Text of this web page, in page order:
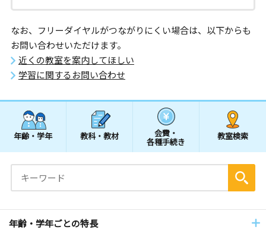
なお、フリーダイヤルがつながりにくい場合は、以下からも
お問い合わせいただけます。
近くの教室を案内してほしい
学習に関するお問い合わせ
年齢・学年 教科・教材 会費・
各種手続き
教室検索
年齢・学年ごとの特長